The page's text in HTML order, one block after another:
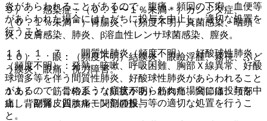
９）． 感染症：（０．１〜１％未満＊）カンジダ症、
（０．１％未満＊）胃腸炎、（頻度不明）真菌感染、咽頭
炎、皮膚感染、肺炎、β溶血性レンサ球菌感染、膣炎。
１０）． 眼：（頻度不明）結膜炎、眼瞼浮腫、霧視、ぶど
う膜炎、眼痛、視力障害。
１１）． 筋骨格系：（頻度不明）筋肉痛、関節痛、頚部
痛、背部痛、四肢痛、関節腫脹。
炎があらわれることがあるので、腹痛、頻回の下痢、血便等
があらわれた場合にはただちに投与を中止し、適切な処置を
行うこと。
１１．１．７． 間質性肺炎（頻度不明）、好酸球性肺炎
（頻度不明）：発熱、咳嗽、呼吸困難、胸部Ｘ線異常、好酸
球増多等を伴う間質性肺炎、好酸球性肺炎があらわれること
があるので、このような症状があらわれた場合には投与を中
止し、副腎皮質ホルモン剤の投与等の適切な処置を行うこ
と。